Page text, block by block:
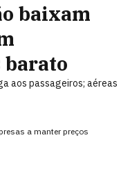
baixam
aos passageiros; aéreas
a manter preços